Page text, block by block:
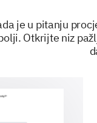
je u pitanju
Otkrijte niz